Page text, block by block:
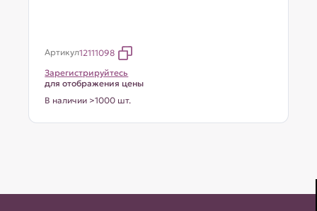
Артикул12111098
Зарегистрируйтесь
для отображения цены
В наличии >1000 шт.